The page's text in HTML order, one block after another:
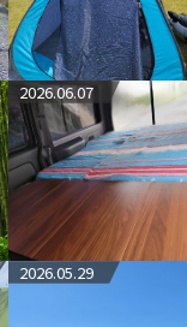
2026.06.07
2026.05.29